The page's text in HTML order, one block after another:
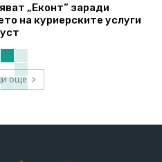
„Еконт“ заради
на куриерските услуги
още